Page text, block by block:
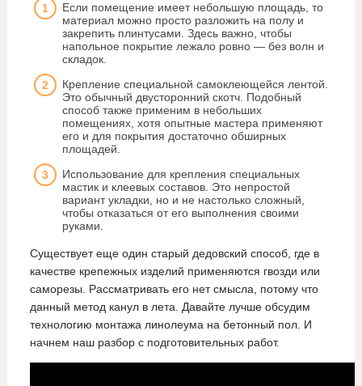
Если помещение имеет небольшую площадь, то
материал можно просто разложить на полу и
закрепить плинтусами. Здесь важно, чтобы
напольное покрытие лежало ровно — без волн и
складок.
Крепление специальной самоклеющейся лентой.
Это обычный двусторонний скотч. Подобный
способ также применим в небольших
помещениях, хотя опытные мастера применяют
его и для покрытия достаточно обширных
площадей.
Использование для крепления специальных
мастик и клеевых составов. Это непростой
вариант укладки, но и не настолько сложный,
чтобы отказаться от его выполнения своими
руками.
Существует еще один старый дедовский способ, где в
качестве крепежных изделий применяются гвозди или
саморезы. Рассматривать его нет смысла, потому что
данный метод канул в лета. Давайте лучше обсудим
технологию монтажа линолеума на бетонный пол. И
начнем наш разбор с подготовительных работ.